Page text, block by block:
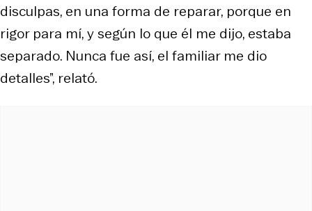
disculpas, en una forma de reparar, porque en
rigor para mí, y según lo que él me dijo, estaba
separado. Nunca fue así, el familiar me dio
detalles”, relató.